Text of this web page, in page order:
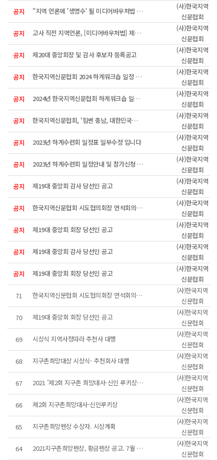
공지
"지역 언론에 '생명수' 될 미디어바우처법 제정 시급"
(사)한국지역
신문협회
공지
고사 직전 지역언론, [미디어바우처법] 제정으로 활성화 모색한다
(사)한국지역
신문협회
공지
제20대 중앙회장 및 감사 후보자 등록공고
(사)한국지역
신문협회
공지
한국지역신문협회 2024 하계워크숍 일정 안내입니다(최종)
(사)한국지역
신문협회
공지
2024년 한국지역신문협회 하계워크숍 일정 및 참가신청 접수안내
(사)한국지역
신문협회
공지
한국지역신문협회, '힘쎈 충남, 대한민국의 힘' 공유
(사)한국지역
신문협회
공지
2023년 하계수련회 일정표 일부수정 입니다
(사)한국지역
신문협회
공지
2023년 하계수련회 일정안내 및 참가신청 접수
(사)한국지역
신문협회
공지
제19대 중앙회 감사 당선인 공고
(사)한국지역
신문협회
공지
한국지역신문협회 시도협의회장 연석회의 개최
(사)한국지역
신문협회
공지
제19대 중앙회 회장 당선인 공고
(사)한국지역
신문협회
공지
제19대 중앙회 감사 당선인 공고
(사)한국지역
신문협회
공지
제19대 중앙회 회장 당선인 공고
(사)한국지역
신문협회
71
한국지역신문협회 시도협의회장 연석회의 개최
(사)한국지역
신문협회
70
제19대 중앙회 회장 당선인 공고
(사)한국지역
신문협회
69
시상식 지역사정따라 추천사 대행
(사)한국지역
신문협회
68
지구촌희망대상 시상식- 추천회사 대행
(사)한국지역
신문협회
67
2021 ’제2회 지구촌 희망대사-신인 루키상’ 수상자 발표
(사)한국지역
신문협회
66
제2회 지구촌희망대사-신인루키상
(사)한국지역
신문협회
65
지구촌희망펜상 수상자. 시상계획
(사)한국지역
신문협회
64
2021지구촌희망펜상, 황금펜상 공고. 7월 11일 마감
(사)한국지역
신문협회